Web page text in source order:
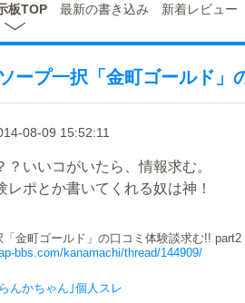
板TOP 最新の書き込み 新着レビュー
ープ一択「金町ゴールド」
08-09 15:52:11
？いいコがいたら、情報求む。
レポとか書いてくれる奴は神！
金町ゴールド」の口コミ体験談求む!! part2
bbs.com/kanamachi/thread/144909/
んかちゃん｣個人スレ